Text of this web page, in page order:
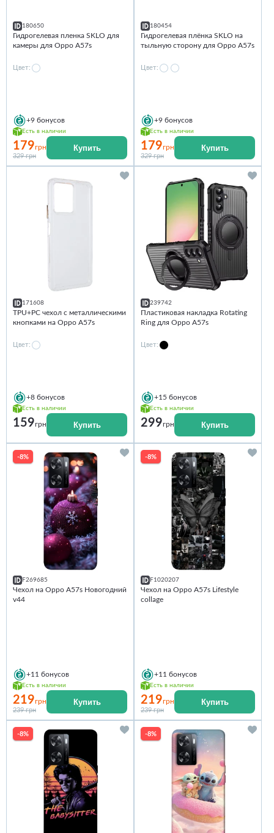
180650
Гидрогелевая пленка SKLO для
камеры для Oppo A57s
Цвет:
+9 бонусов
Есть в наличии
179грн
329 грн
Купить
180454
Гидрогелевая плёнка SKLO на
тыльную сторону для Oppo A57s
Цвет:
+9 бонусов
Есть в наличии
179грн
329 грн
Купить
171608
TPU+PC чехол с металлическими
кнопками на Oppo A57s
Цвет:
+8 бонусов
Есть в наличии
159грн Купить
239742
Пластиковая накладка Rotating
Ring для Oppo A57s
Цвет:
+15 бонусов
Есть в наличии
299грн Купить
-8%
F269685
Чехол на Oppo A57s Новогодний
v44
+11 бонусов
Есть в наличии
219грн
239 грн
Купить
-8%
F1020207
Чехол на Oppo A57s Lifestyle
collage
+11 бонусов
Есть в наличии
219грн
239 грн
Купить
-8% -8%